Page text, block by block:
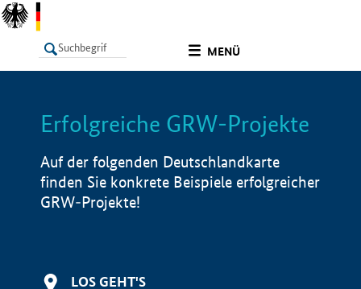
MENÜ
LISTE Info
Erfolgreiche GRW-Projekte
Auf der folgenden Deutschlandkarte
finden Sie konkrete Beispiele erfolgreicher
GRW-Projekte!
LOS GEHT'S